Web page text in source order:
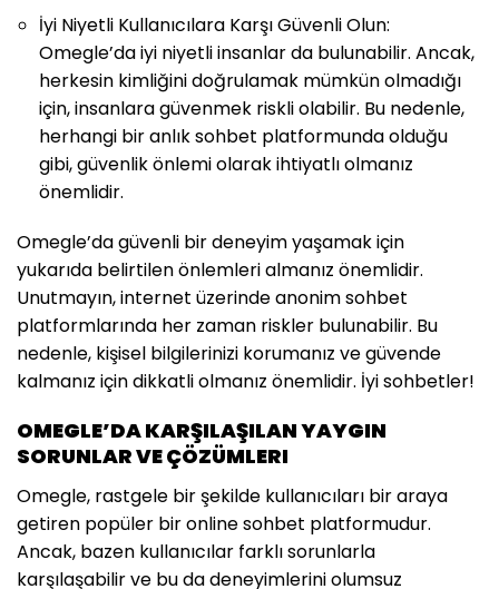
İyi Niyetli Kullanıcılara Karşı Güvenli Olun:
Omegle’da iyi niyetli insanlar da bulunabilir. Ancak,
herkesin kimliğini doğrulamak mümkün olmadığı
için, insanlara güvenmek riskli olabilir. Bu nedenle,
herhangi bir anlık sohbet platformunda olduğu
gibi, güvenlik önlemi olarak ihtiyatlı olmanız
önemlidir.
Omegle’da güvenli bir deneyim yaşamak için
yukarıda belirtilen önlemleri almanız önemlidir.
Unutmayın, internet üzerinde anonim sohbet
platformlarında her zaman riskler bulunabilir. Bu
nedenle, kişisel bilgilerinizi korumanız ve güvende
kalmanız için dikkatli olmanız önemlidir. İyi sohbetler!
OMEGLE’DA KARŞILAŞILAN YAYGIN
SORUNLAR VE ÇÖZÜMLERI
Omegle, rastgele bir şekilde kullanıcıları bir araya
getiren popüler bir online sohbet platformudur.
Ancak, bazen kullanıcılar farklı sorunlarla
karşılaşabilir ve bu da deneyimlerini olumsuz